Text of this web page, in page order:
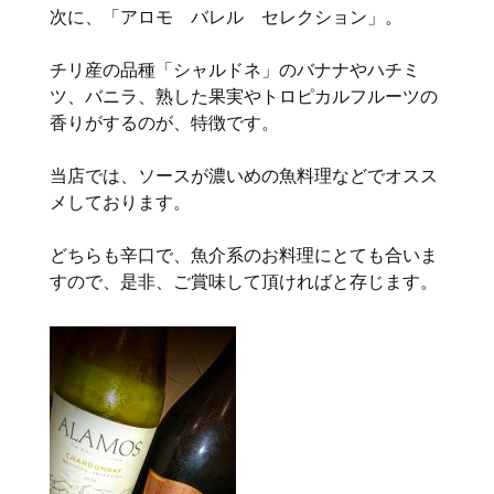
次に、「アロモ バレル セレクション」。
チリ産の品種「シャルドネ」のバナナやハチミ
ツ、バニラ、熟した果実やトロピカルフルーツの
香りがするのが、特徴です。
当店では、ソースが濃いめの魚料理などでオスス
メしております。
どちらも辛口で、魚介系のお料理にとても合いま
すので、是非、ご賞味して頂ければと存じます。